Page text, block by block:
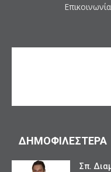
ΔΗΜΟΦΙΛΕΣΤΕΡΑ
Σπ.